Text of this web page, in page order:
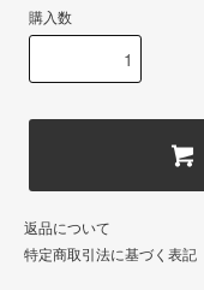
購入数
返品について
特定商取引法に基づく表記